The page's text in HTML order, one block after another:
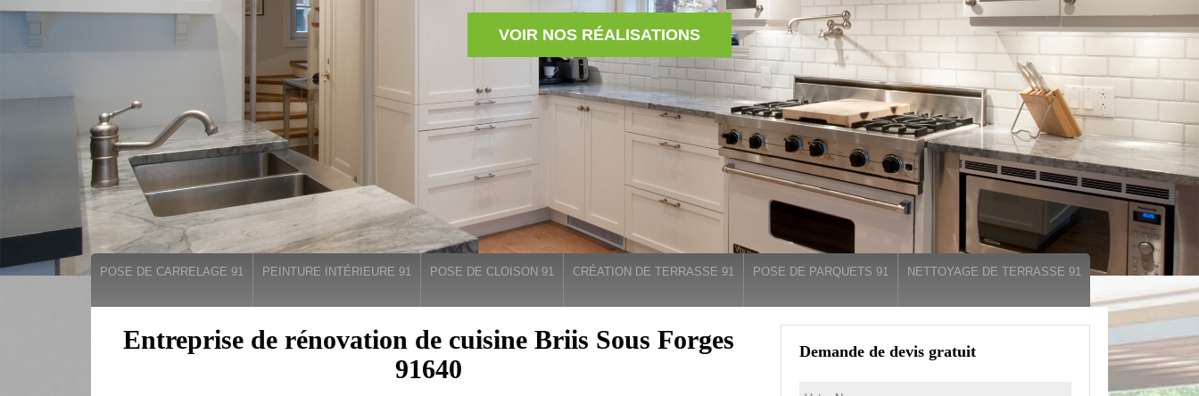
VOIR NOS RÉALISATIONS
POSE DE CARRELAGE 91 PEINTURE INTÉRIEURE 91 POSE DE CLOISON 91 CRÉATION DE TERRASSE 91 POSE DE PARQUETS 91 NETTOYAGE DE TERRASSE 91
Entreprise de rénovation de cuisine Briis Sous Forges
91640
Demande de devis gratuit